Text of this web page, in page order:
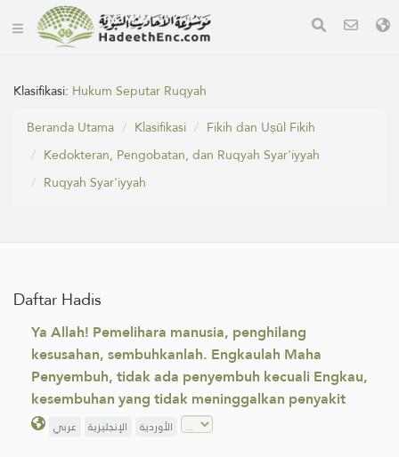
Klasifikasi: Hukum Seputar Ruqyah
Beranda Utama
Klasifikasi
Fikih dan Uṣūl Fikih
Kedokteran, Pengobatan, dan Ruqyah Syar'iyyah
Ruqyah Syar'iyyah
Daftar Hadis
Ya Allah! Pemelihara manusia, penghilang
kesusahan, sembuhkanlah. Engkaulah Maha
Penyembuh, tidak ada penyembuh kecuali Engkau,
kesembuhan yang tidak meninggalkan penyakit
عربي الإنجليزية الأوردية